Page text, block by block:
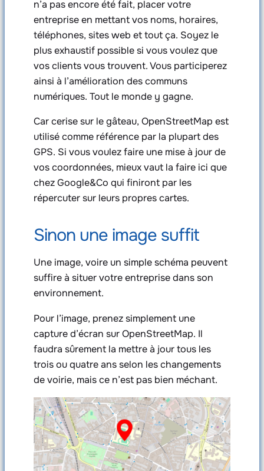
n’a pas encore été fait, placer votre
entreprise en mettant vos noms, horaires,
téléphones, sites web et tout ça. Soyez le
plus exhaustif possible si vous voulez que
vos clients vous trouvent. Vous participerez
ainsi à l’amélioration des communs
numériques. Tout le monde y gagne.
Car cerise sur le gâteau, OpenStreetMap est
utilisé comme référence par la plupart des
GPS. Si vous voulez faire une mise à jour de
vos coordonnées, mieux vaut la faire ici que
chez Google&Co qui finiront par les
répercuter sur leurs propres cartes.
Sinon une image suffit
Une image, voire un simple schéma peuvent
suffire à situer votre entreprise dans son
environnement.
Pour l’image, prenez simplement une
capture d’écran sur OpenStreetMap. Il
faudra sûrement la mettre à jour tous les
trois ou quatre ans selon les changements
de voirie, mais ce n’est pas bien méchant.